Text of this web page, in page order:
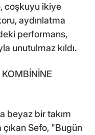
coşkuyu ikiye
aydınlatma
performans,
unutulmaz kıldı.
beyaz bir takım
çıkan Sefo, "Bugün